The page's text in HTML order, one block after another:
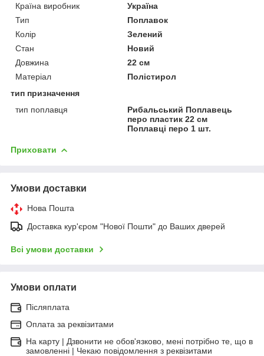
Країна виробник
Україна
Тип
Поплавок
Колір
Зелений
Стан
Новий
Довжина
22 см
Матеріал
Полістирол
тип призначення
тип поплавця
Рибальський Поплавець
перо пластик 22 см
Поплавці перо 1 шт.
Приховати
Умови доставки
Нова Пошта
Доставка кур'єром "Нової Пошти" до Ваших дверей
Всі умови доставки
Умови оплати
Післяплата
Оплата за реквізитами
На карту | Дзвонити не обов'язково, мені потрібно те, що в
замовленні | Чекаю повідомлення з реквізитами